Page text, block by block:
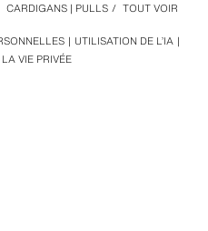
UTILISATION DE L’IA
VIE PRIVÉE
CARDIGANS | PULLS / TOUT VOIR